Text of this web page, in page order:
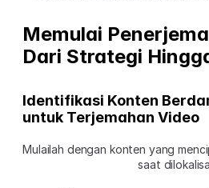
Memulai
Dari Strategi
Identifikasi Konten
untuk Terjemahan Video
Mulailah dengan konten yang
saat